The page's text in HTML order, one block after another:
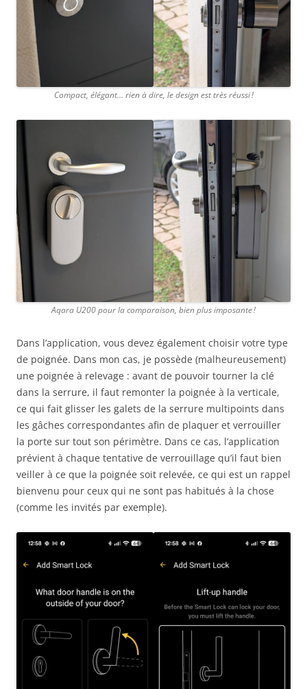
Compact, élégant… rien à dire, le design est très réussi !
Aqara U200 pour la comparaison, bien plus imposante !
Dans l’application, vous devez également choisir votre type
de poignée. Dans mon cas, je possède (malheureusement)
une poignée à relevage : avant de pouvoir tourner la clé
dans la serrure, il faut remonter la poignée à la verticale,
ce qui fait glisser les galets de la serrure multipoints dans
les gâches correspondantes afin de plaquer et verrouiller
la porte sur tout son périmètre. Dans ce cas, l’application
prévient à chaque tentative de verrouillage qu’il faut bien
veiller à ce que la poignée soit relevée, ce qui est un rappel
bienvenu pour ceux qui ne sont pas habitués à la chose
(comme les invités par exemple).